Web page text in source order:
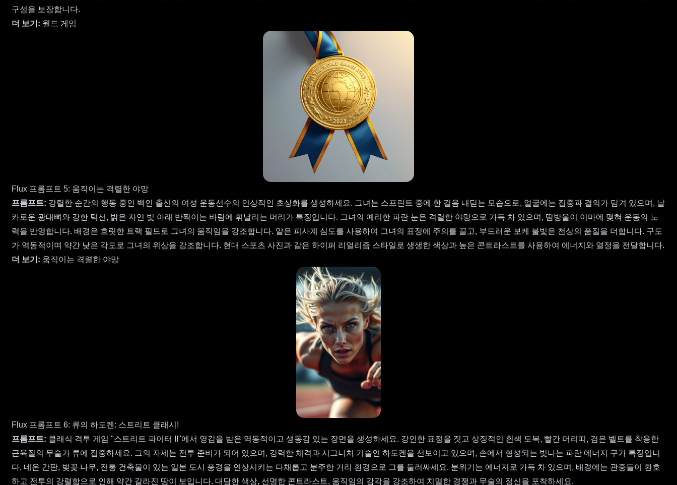
구성을 보장합니다.
더 보기: 월드 게임
Flux 프롬프트 5: 움직이는 격렬한 야망
프롬프트: 강렬한 순간의 행동 중인 백인 출신의 여성 운동선수의 인상적인 초상화를 생성하세요. 그녀는 스프린트 중에 한 걸음 내딛는 모습으로, 얼굴에는 집중과 결의가 담겨 있으며, 날
카로운 광대뼈와 강한 턱선, 밝은 자연 빛 아래 반짝이는 바람에 휘날리는 머리가 특징입니다. 그녀의 예리한 파란 눈은 격렬한 야망으로 가득 차 있으며, 땀방울이 이마에 맺혀 운동의 노
력을 반영합니다. 배경은 흐릿한 트랙 필드로 그녀의 움직임을 강조합니다. 얕은 피사계 심도를 사용하여 그녀의 표정에 주의를 끌고, 부드러운 보케 불빛은 천상의 품질을 더합니다. 구도
가 역동적이며 약간 낮은 각도로 그녀의 위상을 강조합니다. 현대 스포츠 사진과 같은 하이퍼 리얼리즘 스타일로 생생한 색상과 높은 콘트라스트를 사용하여 에너지와 열정을 전달합니다.
더 보기: 움직이는 격렬한 야망
Flux 프롬프트 6: 류의 하도켄: 스트리트 클래시!
프롬프트: 클래식 격투 게임 "스트리트 파이터 II"에서 영감을 받은 역동적이고 생동감 있는 장면을 생성하세요. 강인한 표정을 짓고 상징적인 흰색 도복, 빨간 머리띠, 검은 벨트를 착용한
근육질의 무술가 류에 집중하세요. 그의 자세는 전투 준비가 되어 있으며, 강력한 체격과 시그니처 기술인 하도켄을 선보이고 있으며, 손에서 형성되는 빛나는 파란 에너지 구가 특징입니
다. 네온 간판, 벚꽃 나무, 전통 건축물이 있는 일본 도시 풍경을 연상시키는 다채롭고 분주한 거리 환경으로 그를 둘러싸세요. 분위기는 에너지로 가득 차 있으며, 배경에는 관중들이 환호
하고 전투의 강렬함으로 인해 약간 갈라진 땅이 보입니다. 대담한 색상, 선명한 콘트라스트, 움직임의 감각을 강조하여 치열한 경쟁과 무술의 정신을 포착하세요.